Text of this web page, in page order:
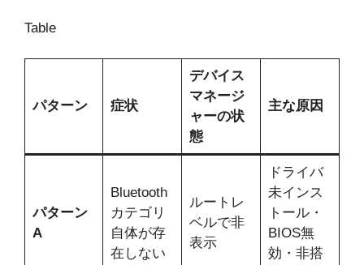
Table
パターン 症状
デバイス
マネージ
ャーの状
態
主な原因
パターン
A
Bluetooth
カテゴリ
自体が存
在しない
ルートレ
ベルで非
表示
ドライバ
未インス
トール・
BIOS無
効・非搭